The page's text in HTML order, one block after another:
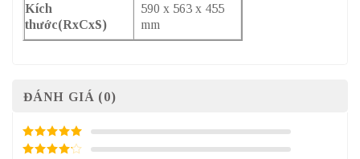
Kích
thước(RxCxS)
590 x 563 x 455
mm
ĐÁNH GIÁ (0)
5/ 5 điểm